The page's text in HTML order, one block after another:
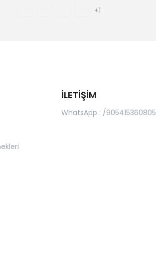
+1
İLETİŞİM
WhatsApp : /905415360805